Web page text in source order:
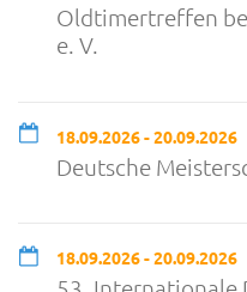
Oldtimertreffen
e. V.
18.09.2026 - 20.09.2026
Deutsche
18.09.2026 - 20.09.2026